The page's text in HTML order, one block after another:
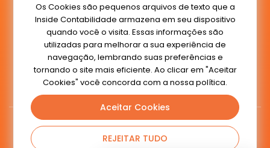
Os Cookies são pequenos arquivos de texto que a
Inside Contabilidade armazena em seu dispositivo
quando você o visita. Essas informações são
utilizadas para melhorar a sua experiência de
navegação, lembrando suas preferências e
tornando o site mais eficiente. Ao clicar em "Aceitar
Cookies" você concorda com a nossa política.
REJEITAR TUDO
Aceitar Cookies
Conteúdos:
Blog
Voltar ao topo
Inside Contabilidade 2020 - Todos os Direitos Reservados